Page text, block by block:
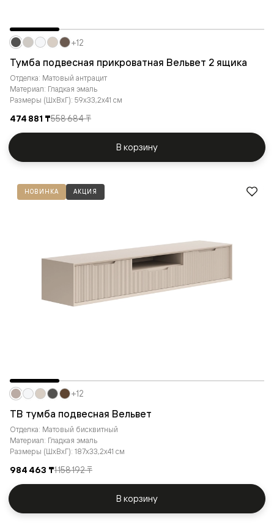
Тумба подвесная прикроватная Вельвет 2 ящика
Отделка: Матовый антрацит
Материал: Гладкая эмаль
Размеры (ШxВxГ): 59x33,2x41 см
474 881 ₸558 684 ₸
+12
В корзину
НОВИНКА АКЦИЯ
ТВ тумба подвесная Вельвет
Отделка: Матовый бисквитный
Материал: Гладкая эмаль
Размеры (ШxВxГ): 187x33,2x41 см
984 463 ₸1 158 192 ₸
+12
В корзину